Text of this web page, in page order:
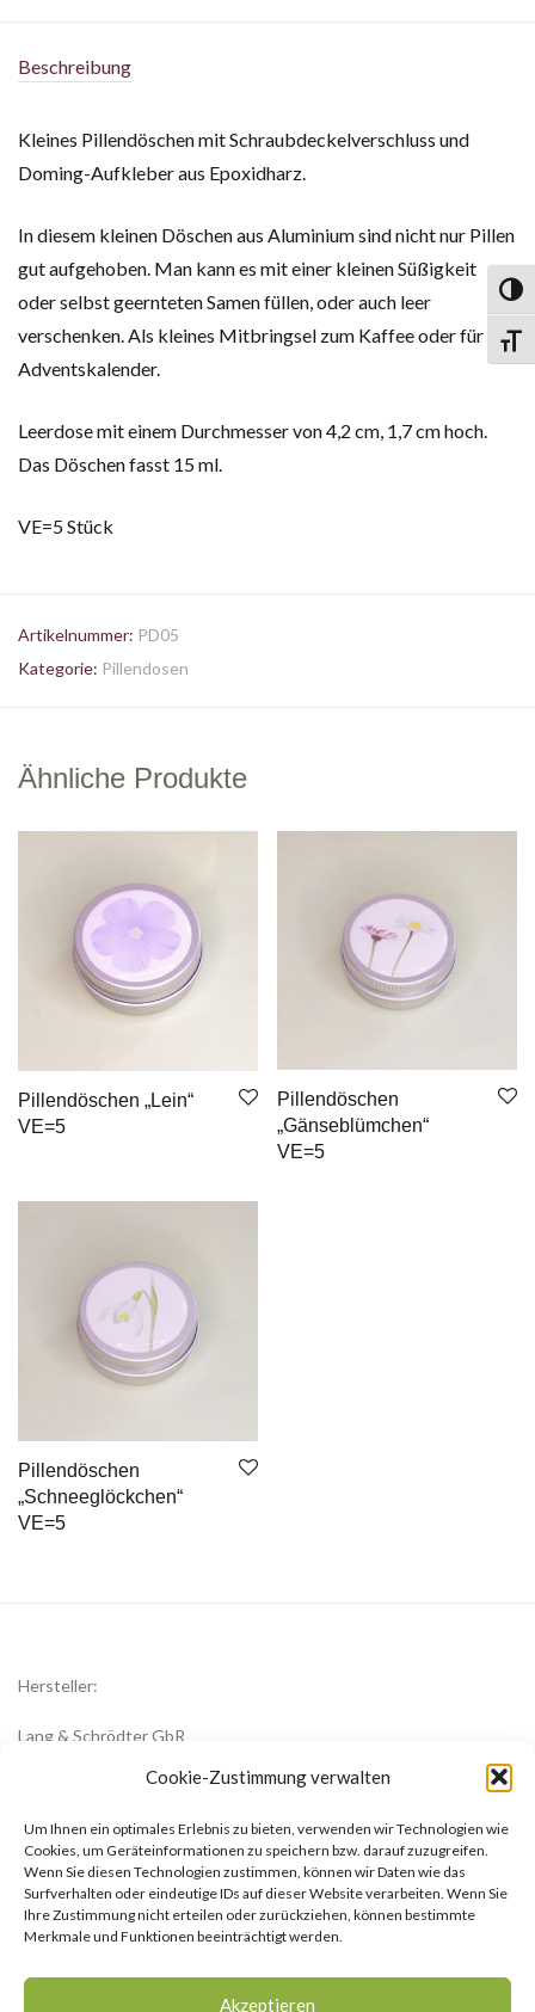
Cookie-Zustimmung verwalten
Um Ihnen ein optimales Erlebnis zu bieten, verwenden wir Technologien wie
Cookies, um Geräteinformationen zu speichern bzw. darauf zuzugreifen.
Wenn Sie diesen Technologien zustimmen, können wir Daten wie das
Surfverhalten oder eindeutige IDs auf dieser Website verarbeiten. Wenn Sie
Ihre Zustimmung nicht erteilen oder zurückziehen, können bestimmte
Merkmale und Funktionen beeinträchtigt werden.
Akzeptieren
Beschreibung
Kleines Pillendöschen mit Schraubdeckelverschluss und
Doming-Aufkleber aus Epoxidharz.
In diesem kleinen Döschen aus Aluminium sind nicht nur Pillen
gut aufgehoben. Man kann es mit einer kleinen Süßigkeit
oder selbst geernteten Samen füllen, oder auch leer
verschenken. Als kleines Mitbringsel zum Kaffee oder für den
Adventskalender.
Leerdose mit einem Durchmesser von 4,2 cm, 1,7 cm hoch.
Das Döschen fasst 15 ml.
VE=5 Stück
Artikelnummer: PD05
Kategorie: Pillendosen
Ähnliche Produkte
Pillendöschen „Lein“
VE=5
Pillendöschen
„Gänseblümchen“
VE=5
Pillendöschen
„Schneeglöckchen“
VE=5
Hersteller:
Lang & Schrödter GbR
Königsberger Str. 8
office@zwiebelblueher.de